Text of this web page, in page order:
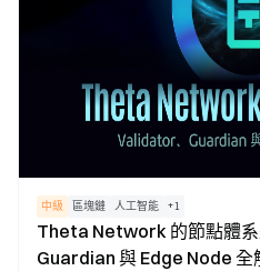
中級 區塊鏈 人工智能 +1
Theta Network 的節點體
Guardian 與 Edge Node 全